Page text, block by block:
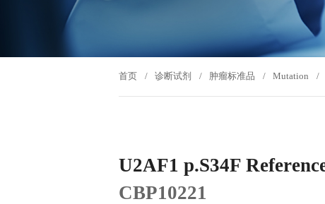
首页 / 诊断试剂 / 肿瘤标准品 / Mutation /
U2AF1 p.S34F
CBP10221